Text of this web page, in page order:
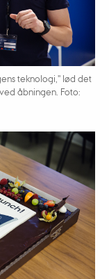
teknologi," lød det
åbningen. Foto: